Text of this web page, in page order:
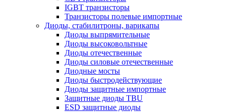
IGBT транзисторы
Транзисторы полевые импортные
Диоды, стабилитроны, варикапы
Диоды выпрямительные
Диоды высоковольтные
Диоды отечественные
Диоды силовые отечественные
Диодные мосты
Диоды быстродействующие
Диоды защитные импортные
Защитные диоды TBU
ESD защитные диоды